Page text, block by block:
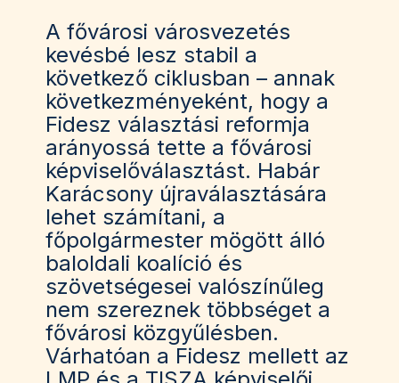
A fővárosi városvezetés
kevésbé lesz stabil a
következő ciklusban – annak
következményeként, hogy a
Fidesz választási reformja
arányossá tette a fővárosi
képviselőválasztást. Habár
Karácsony újraválasztására
lehet számítani, a
főpolgármester mögött álló
baloldali koalíció és
szövetségesei valószínűleg
nem szereznek többséget a
fővárosi közgyűlésben.
Várhatóan a Fidesz mellett az